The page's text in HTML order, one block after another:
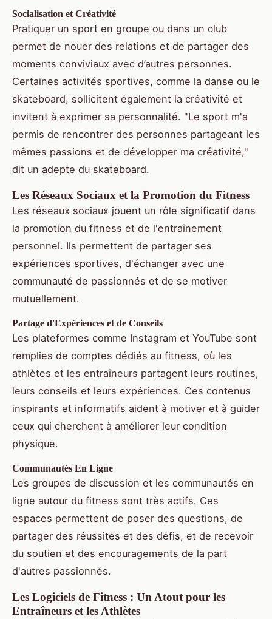
Socialisation et Créativité
Pratiquer un sport en groupe ou dans un club
permet de nouer des relations et de partager des
moments conviviaux avec d’autres personnes.
Certaines activités sportives, comme la danse ou le
skateboard, sollicitent également la créativité et
invitent à exprimer sa personnalité. "Le sport m'a
permis de rencontrer des personnes partageant les
mêmes passions et de développer ma créativité,"
dit un adepte du skateboard.
Les Réseaux Sociaux et la Promotion du Fitness
Les réseaux sociaux jouent un rôle significatif dans
la promotion du fitness et de l'entraînement
personnel. Ils permettent de partager ses
expériences sportives, d'échanger avec une
communauté de passionnés et de se motiver
mutuellement.
Partage d'Expériences et de Conseils
Les plateformes comme Instagram et YouTube sont
remplies de comptes dédiés au fitness, où les
athlètes et les entraîneurs partagent leurs routines,
leurs conseils et leurs expériences. Ces contenus
inspirants et informatifs aident à motiver et à guider
ceux qui cherchent à améliorer leur condition
physique.
Communautés En Ligne
Les groupes de discussion et les communautés en
ligne autour du fitness sont très actifs. Ces
espaces permettent de poser des questions, de
partager des réussites et des défis, et de recevoir
du soutien et des encouragements de la part
d'autres passionnés.
Les Logiciels de Fitness : Un Atout pour les
Entraîneurs et les Athlètes